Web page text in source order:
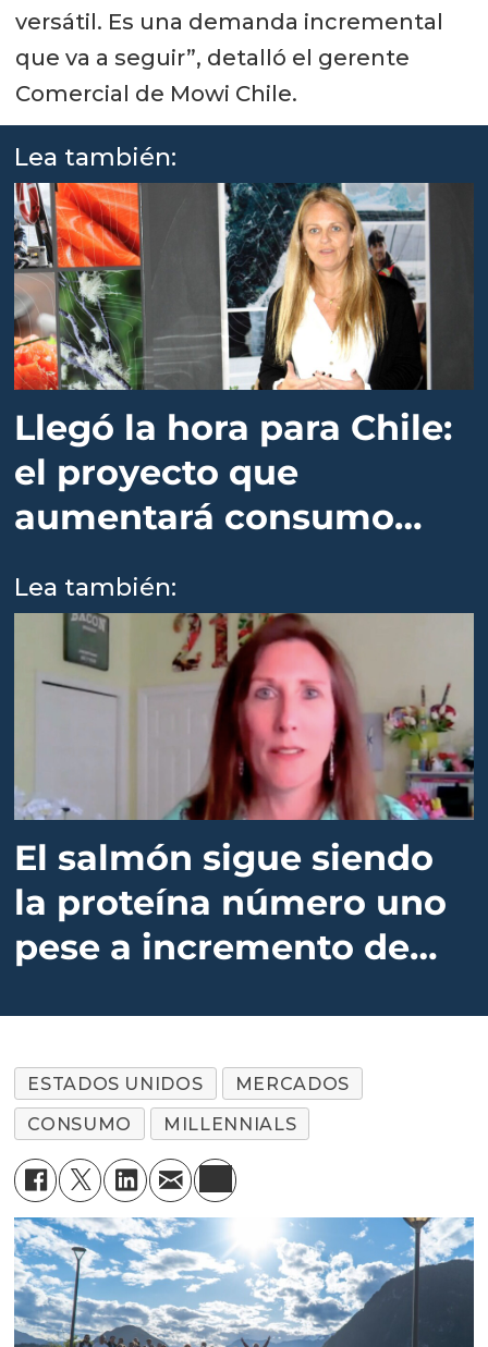
versátil. Es una demanda incremental
que va a seguir”, detalló el gerente
Comercial de Mowi Chile.
Lea también:
Llegó la hora para Chile:
el proyecto que
aumentará consumo
Lea también:
El salmón sigue siendo
la proteína número uno
pese a incremento de
ESTADOS UNIDOS
MERCADOS
CONSUMO
MILLENNIALS